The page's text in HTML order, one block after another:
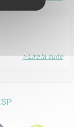
> Lire la suite